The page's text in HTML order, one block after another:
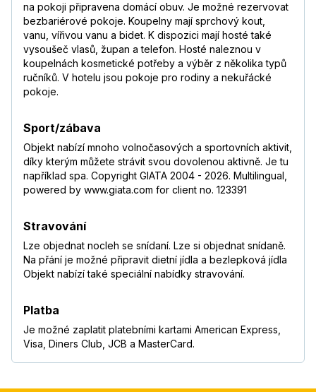
na pokoji připravena domácí obuv. Je možné rezervovat
bezbariérové pokoje. Koupelny mají sprchový kout,
vanu, vířivou vanu a bidet. K dispozici mají hosté také
vysoušeč vlasů, župan a telefon. Hosté naleznou v
koupelnách kosmetické potřeby a výběr z několika typů
ručníků. V hotelu jsou pokoje pro rodiny a nekuřácké
pokoje.
Sport/zábava
Objekt nabízí mnoho volnočasových a sportovních aktivit,
díky kterým můžete strávit svou dovolenou aktivně. Je tu
například spa. Copyright GIATA 2004 - 2026. Multilingual,
powered by www.giata.com for client no. 123391
Stravování
Lze objednat nocleh se snídaní. Lze si objednat snídaně.
Na přání je možné připravit dietní jídla a bezlepková jídla
Objekt nabízí také speciální nabídky stravování.
Platba
Je možné zaplatit platebními kartami American Express,
Visa, Diners Club, JCB a MasterCard.